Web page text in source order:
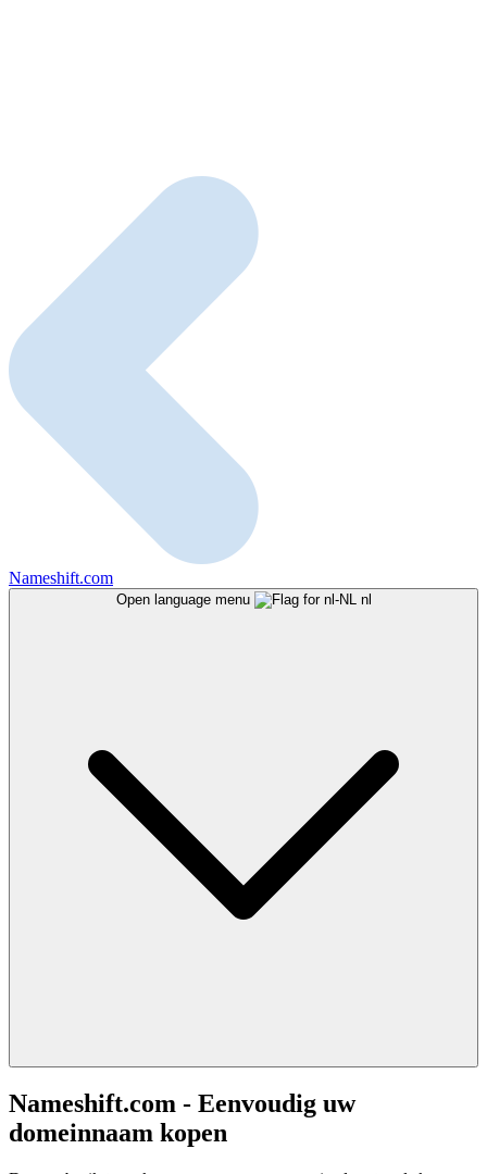
Nameshift.com
Open language menu nl
Nameshift.com - Eenvoudig uw
domeinnaam kopen